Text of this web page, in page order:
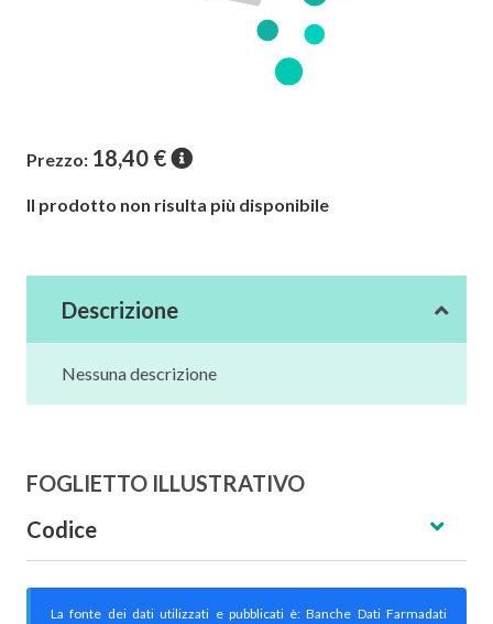
Prezzo: 18,40 €
Il prodotto non risulta più disponibile
Descrizione
Nessuna descrizione
FOGLIETTO ILLUSTRATIVO
Codice
La fonte dei dati utilizzati e pubblicati è: Banche Dati Farmadati